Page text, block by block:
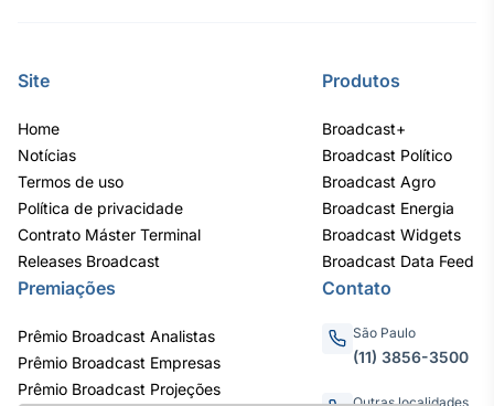
Site
Home
Notícias
Termos de uso
Política de privacidade
Contrato Máster Terminal
Releases Broadcast
Produtos
Broadcast+
Broadcast Político
Broadcast Agro
Broadcast Energia
Broadcast Widgets
Broadcast Data Feed
Premiações
Prêmio Broadcast Analistas
Prêmio Broadcast Empresas
Prêmio Broadcast Projeções
Contato
São Paulo
(11) 3856-3500
Outras localidades